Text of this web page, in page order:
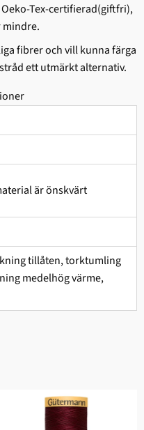
Tex-certifierad(giftfri),
mindre.
fibrer och vill kunna färga
ett utmärkt alternativ.
är önskvärt
tillåten, torktumling
medelhög värme,